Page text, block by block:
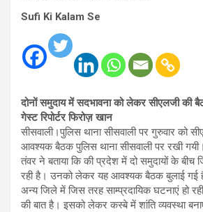
Sufi Ki Kalam Se
दोनों समुदाय में सदभावना को लेकर सीएलजी की
गेस्ट रिपोर्टर फिरोज़ खान
सीसवाली।पुलिस थाना सीसवाली पर गुरुवार को
आवश्यक बैठक पुलिस थाना सीसवाली पर रखी
तंवर ने बताया कि की प्रदेश में दो समुदायों के बीच
रही है। उनको लेकर यह आवश्यक बैठक बुलाई गई
अन्य जिले में जिस तरह साम्प्रदायिक घटनाएं हो
की बात है। इसको लेकर कस्बे में शांति व्यवस्था